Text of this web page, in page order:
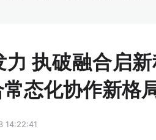
力 执破融合启
态化协作新格
14:22:41